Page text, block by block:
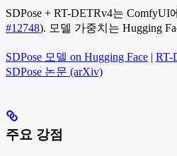
SDPose + RT-DETRv4는 ComfyUI
#12748). 모델 가중치는 Hugging
SDPose 모델 on Hugging Face | RT-
SDPose 논문 (arXiv)
주요 강점